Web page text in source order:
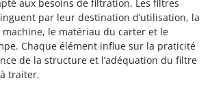
aux besoins de filtration. Les filtres
par leur destination d’utilisation, la
le matériau du carter et le
Chaque élément influe sur la praticité
de la structure et l’adéquation du filtre
traiter.